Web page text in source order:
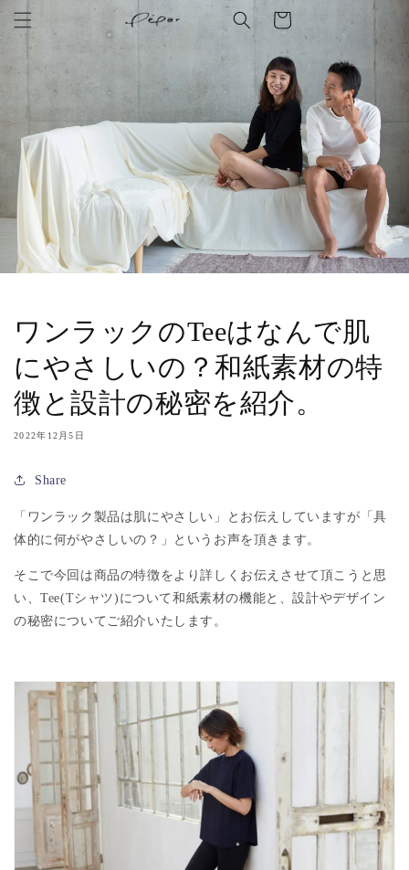
ンツに
進む
ー
ワンラックのTeeはなんで肌
にやさしいの？和紙素材の特
徴と設計の秘密を紹介。
2022年12月5日
Share
「ワンラック製品は肌にやさしい」とお伝えしていますが「具
体的に何がやさしいの？」というお声を頂きます。
そこで今回は商品の特徴をより詳しくお伝えさせて頂こうと思
い、Tee(Tシャツ) について和紙素材の機能と、設計やデザイン
の秘密についてご紹介いたします。